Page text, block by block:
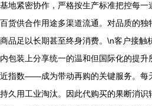
基地紧密协作，严格按生产标准把控每一
百货供合作用途多渠道流通。对品质的
商品足以长期甚至终身消费。\n客户接触
内包装上分享统一的温和但国际化的提
近指数——成为带动再购的关键服务。每
持久用工业淘汰。因此代购买的果断消识